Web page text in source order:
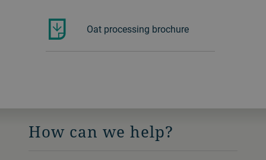
Oat processing brochure
How can we help?